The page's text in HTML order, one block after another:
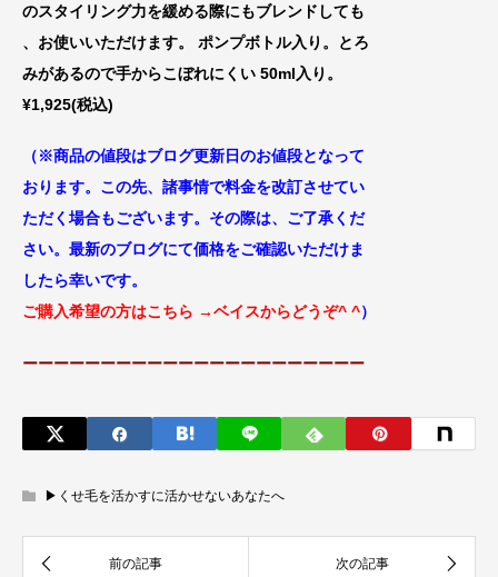
のスタイリング力を緩める際にもブレンドしても
、お使いいただけます。 ポンプボトル入り。とろ
みがあるので手からこぼれにくい 50ml入り。
¥1,925(税込)
（※商品の値段はブログ更新日のお値段となって
おります。この先、諸事情で料金を改訂させてい
ただく場合もございます。 その際は、ご了承くだ
さい。最新のブログにて価格をご確認いただけま
したら幸いです。
ご購入希望の方はこちら →ベイスからどうぞ^ ^）
ーーーーーーーーーーーーーーーーーーーーーー
▶︎くせ毛を活かすに活かせないあなたへ